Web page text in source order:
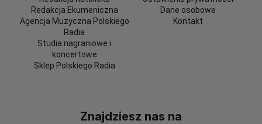
Redakcja Ekumeniczna
Agencja Muzyczna Polskiego
Radia
Studia nagraniowe i
koncertowe
Sklep Polskiego Radia
Dane osobowe
Kontakt
Znajdziesz nas na